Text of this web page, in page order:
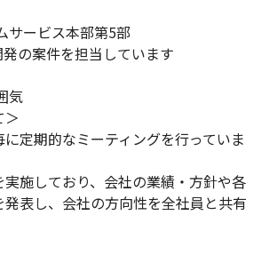
サービス本部第5部
発の案件を担当しています
気
＞
に定期的なミーティングを行っていま
実施しており、会社の業績・方針や各
表し、会社の方向性を全社員と共有